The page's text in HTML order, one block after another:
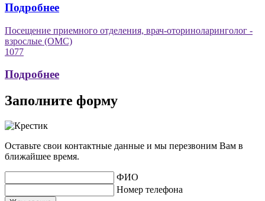
Подробнее
Посещение приемного отделения, врач-оториноларинголог -
взрослые (ОМС)
1077
Подробнее
Заполните форму
Оставьте свои контактные данные и мы перезвоним Вам в
ближайшее время.
ФИО
Номер телефона